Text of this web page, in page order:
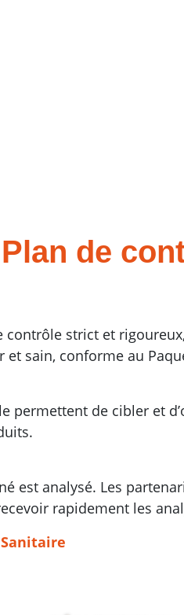
Plan de
contrôle strict et
sain, conforme au
permettent de cibler et
est analysé. Les
rapidement les